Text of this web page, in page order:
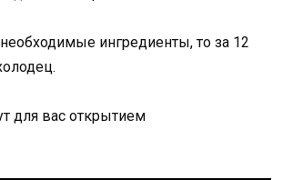
ингредиенты, то за 12